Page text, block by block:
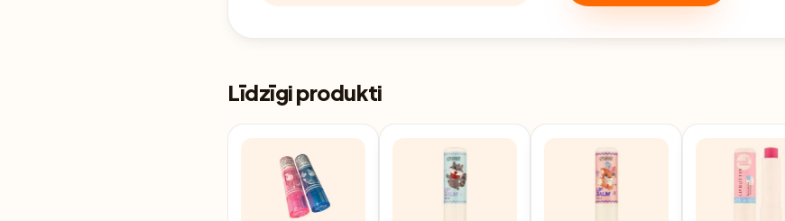
Līdzīgi produkti